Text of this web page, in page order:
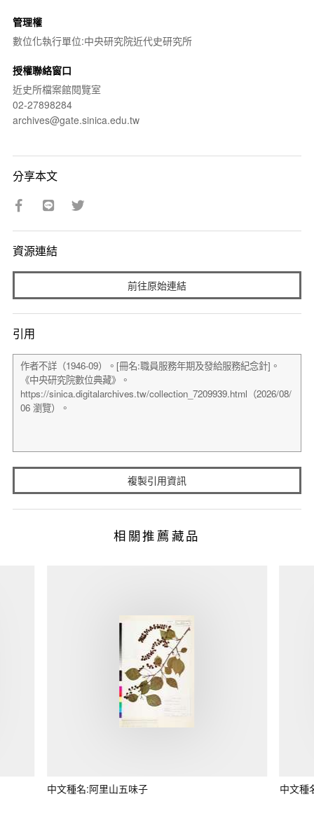
管理權
數位化執行單位:中央研究院近代史研究所
授權聯絡窗口
近史所檔案館閱覽室
02-27898284
archives@gate.sinica.edu.tw
分享本文
資源連結
前往原始連結
引用
複製引用資訊
相關推薦藏品
中文種名:阿里山五味子 中文種